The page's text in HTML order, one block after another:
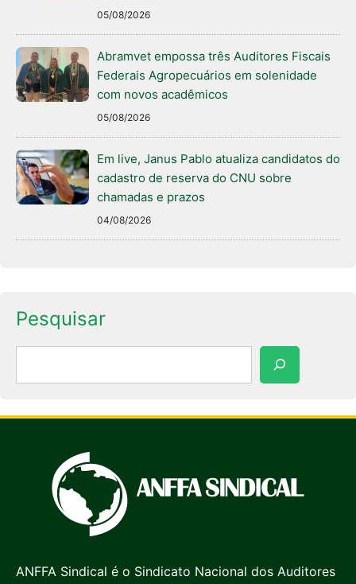
05/08/2026
Abramvet empossa três Auditores Fiscais
Federais Agropecuários em solenidade
com novos acadêmicos
05/08/2026
Em live, Janus Pablo atualiza candidatos do
cadastro de reserva do CNU sobre
chamadas e prazos
04/08/2026
Pesquisar
ANFFA Sindical é o Sindicato Nacional dos Auditores